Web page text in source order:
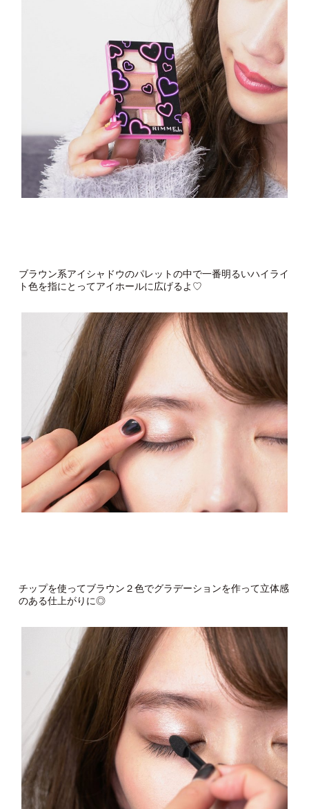
ブラウン系アイシャドウのパレットの中で一番明るいハイライ
ト色を指にとってアイホールに広げるよ♡
チップを使ってブラウン２色でグラデーションを作って立体感
のある仕上がりに◎